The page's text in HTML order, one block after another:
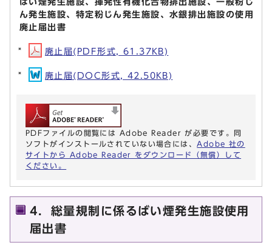
ん発生施設、特定粉じん発生施設、水銀排出施設の使用
廃止届出書
廃止届(PDF形式, 61.37KB)
廃止届(DOC形式, 42.50KB)
PDFファイルの閲覧には Adobe Reader が必要です。同
ソフトがインストールされていない場合には、 Adobe 社の
サイトから Adobe Reader をダウンロード（無償）して
ください。
4．総量規制に係るばい煙発生施設使用
届出書